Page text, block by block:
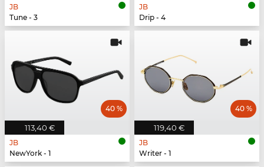
JB
Tune - 3
JB
Drip - 4
113,40 €
40 %
JB
NewYork - 1
119,40 €
40 %
JB
Writer - 1